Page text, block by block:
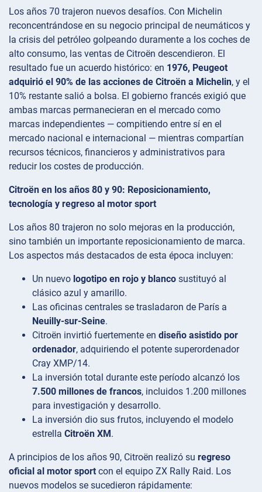
Los años 70 trajeron nuevos desafíos. Con Michelin
reconcentrándose en su negocio principal de neumáticos y
la crisis del petróleo golpeando duramente a los coches de
alto consumo, las ventas de Citroën descendieron. El
resultado fue un acuerdo histórico: en 1976, Peugeot
adquirió el 90% de las acciones de Citroën a Michelin, y el
10% restante salió a bolsa. El gobierno francés exigió que
ambas marcas permanecieran en el mercado como
marcas independientes — compitiendo entre sí en el
mercado nacional e internacional — mientras compartían
recursos técnicos, financieros y administrativos para
reducir los costes de producción.
Citroën en los años 80 y 90: Reposicionamiento,
tecnología y regreso al motor sport
Los años 80 trajeron no solo mejoras en la producción,
sino también un importante reposicionamiento de marca.
Los aspectos más destacados de esta época incluyen:
Un nuevo logotipo en rojo y blanco sustituyó al
clásico azul y amarillo.
Las oficinas centrales se trasladaron de París a
Neuilly-sur-Seine.
Citroën invirtió fuertemente en diseño asistido por
ordenador, adquiriendo el potente superordenador
Cray XMP/14.
La inversión total durante este período alcanzó los
7.500 millones de francos, incluidos 1.200 millones
para investigación y desarrollo.
La inversión dio sus frutos, incluyendo el modelo
estrella Citroën XM.
A principios de los años 90, Citroën realizó su regreso
oficial al motor sport con el equipo ZX Rally Raid. Los
nuevos modelos se sucedieron rápidamente: